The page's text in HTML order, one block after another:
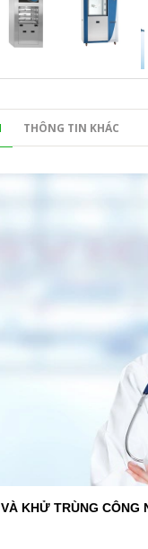
THÔNG TIN KHÁC
KHỬ TRÙNG CÔNG